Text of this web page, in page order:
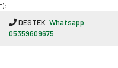
"');
DESTEK Whatsapp
05359609675